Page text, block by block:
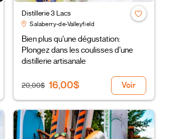
Distillerie 3 Lacs
Salaberry-de-Valleyfield
Bien plus qu’une dégustation:
Plongez dans les coulisses d’une
distillerie artisanale
20,00$ 16,00$ Voir